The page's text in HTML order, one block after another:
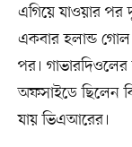
এগিয়ে যাওয়ার পর
একবার হলান্ড
পর।
অফসাইডে ছিলেন
যায় ভিএআরের।